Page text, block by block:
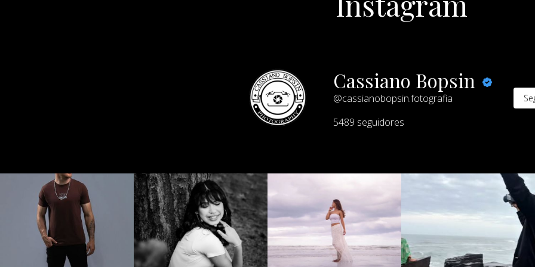
Cassiano Bopsin
@cassianobopsin.fotografia
5489 seguidores